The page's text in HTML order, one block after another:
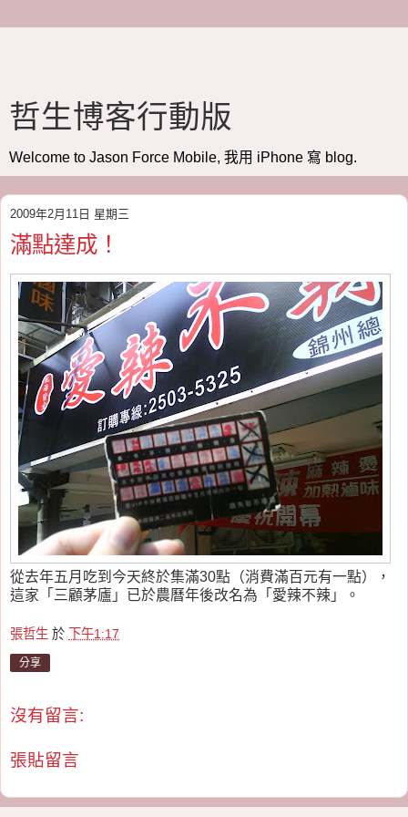
哲生博客行動版
Welcome to Jason Force Mobile, 我用 iPhone 寫 blog.
2009年2月11日 星期三
滿點達成！
從去年五月吃到今天終於集滿30點（消費滿百元有一點），
這家「三顧茅廬」已於農曆年後改名為「愛辣不辣」。
張哲生 於 下午1:17
分享
沒有留言:
張貼留言